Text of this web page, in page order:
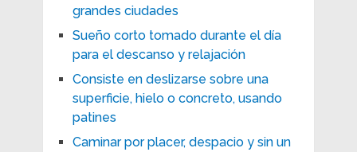
grandes ciudades
Sueño corto tomado durante el día
para el descanso y relajación
Consiste en deslizarse sobre una
superficie, hielo o concreto, usando
patines
Caminar por placer, despacio y sin un